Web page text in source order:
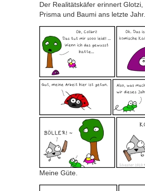
Der Realitätskäfer erinnert Glotzi,
Prisma und Baumi ans letzte Jahr.
Meine Güte.